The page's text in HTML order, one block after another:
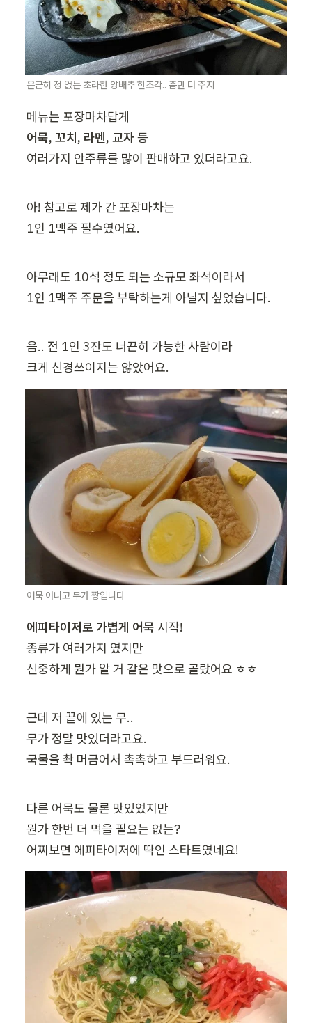
은근히 정 없는 초라한 양배추 한조각.. 좀만 더 주지
어묵, 꼬치, 라멘, 교자 등
여러가지 안주류를 많이 판매하고 있더라고요.
아! 참고로 제가 간 포장마차는
1인 1맥주 필수였어요.
아무래도 10석 정도 되는 소규모 좌석이라서
1인 1맥주 주문을 부탁하는게 아닐지 싶었습니다.
음.. 전 1인 3잔도 너끈히 가능한 사람이라
크게 신경쓰이지는 않았어요.
어묵 아니고 무가 짱입니다
에피타이저로 가볍게 어묵 시작!
종류가 여러가지 였지만
신중하게 뭔가 알 거 같은 맛으로 골랐어요 ㅎㅎ
근데 저 끝에 있는 무..
무가 정말 맛있더라고요.
국물을 촥 머금어서 촉촉하고 부드러워요.
다른 어묵도 물론 맛있었지만
뭔가 한번 더 먹을 필요는 없는?
어찌보면 에피타이저에 딱인 스타트였네요!